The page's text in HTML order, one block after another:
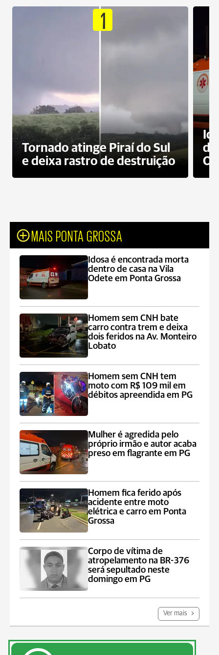
1
Tornado atinge Piraí do Sul
e deixa rastro de destruição
MAIS PONTA GROSSA
Idosa é encontrada morta
dentro de casa na Vila
Odete em Ponta Grossa
Homem sem CNH bate
carro contra trem e deixa
dois feridos na Av. Monteiro
Lobato
Homem sem CNH tem
moto com R$ 109 mil em
débitos apreendida em PG
Mulher é agredida pelo
próprio irmão e autor acaba
preso em flagrante em PG
Homem fica ferido após
acidente entre moto
elétrica e carro em Ponta
Grossa
Corpo de vítima de
atropelamento na BR-376
será sepultado neste
domingo em PG
Ver mais